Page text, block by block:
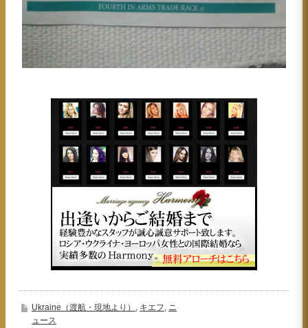
Ukraine（渡航・現地より） , キエフ, ニ
ュース